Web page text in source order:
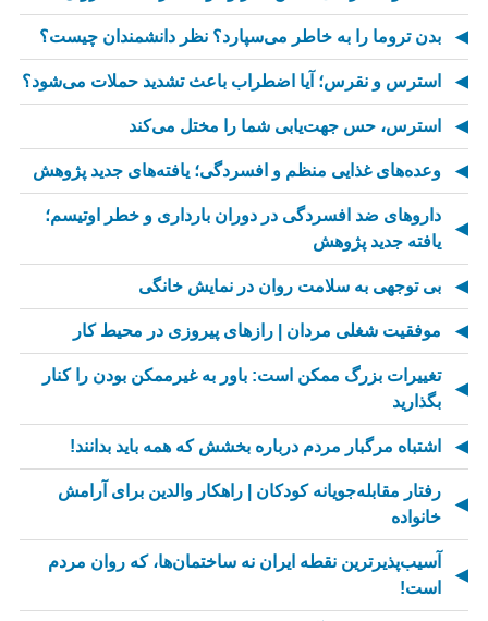
بدن تروما را به خاطر می‌سپارد؟ نظر دانشمندان چیست؟
استرس و نقرس؛ آیا اضطراب باعث تشدید حملات می‌شود؟
استرس، حس جهت‌یابی شما را مختل می‌کند
وعده‌های غذایی منظم و افسردگی؛ یافته‌های جدید پژوهش
داروهای ضد افسردگی در دوران بارداری و خطر اوتیسم؛
یافته جدید پژوهش
بی توجهی به سلامت روان در نمایش خانگی
موفقیت شغلی مردان | رازهای پیروزی در محیط کار
تغییرات بزرگ ممکن است: باور به غیرممکن بودن را کنار
بگذارید
اشتباه مرگبار مردم درباره بخشش که همه باید بدانند!
رفتار مقابله‌جویانه کودکان | راهکار والدین برای آرامش
خانواده
آسیب‌پذیرترین نقطه ایران نه ساختمان‌ها، که روان مردم
است!